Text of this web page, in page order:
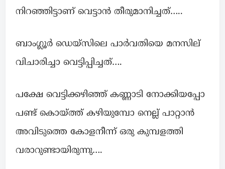
നിറഞ്ഞിട്ടാണ് വെട്ടാൻ തീരുമാനിച്ചത്…..
ബാംഗ്ലൂർ ഡെയ്സിലെ പാർവതിയെ മനസില്
വിചാരിച്ചാ വെട്ടിപ്പിച്ചത്….
പക്ഷേ വെട്ടിക്കഴിഞ്ഞ് കണ്ണാടി നോക്കിയപ്പോ
പണ്ട് കൊയ്ത്ത് കഴിയുമ്പോ നെല്ല് പാറ്റാൻ
അവിടുത്തെ കോളനീന്ന് ഒരു കുമ്പളത്തി
വരാറുണ്ടായിരുന്നു….